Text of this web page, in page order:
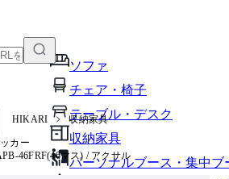
ソファ
チェア・椅子
テーブル・デスク
収納家具
パーソナルブース・集中ブ
加
を貼り付けて、カートに追加できます
HIKARI 収納家具
カー
46FRF(46マス) / アクサル